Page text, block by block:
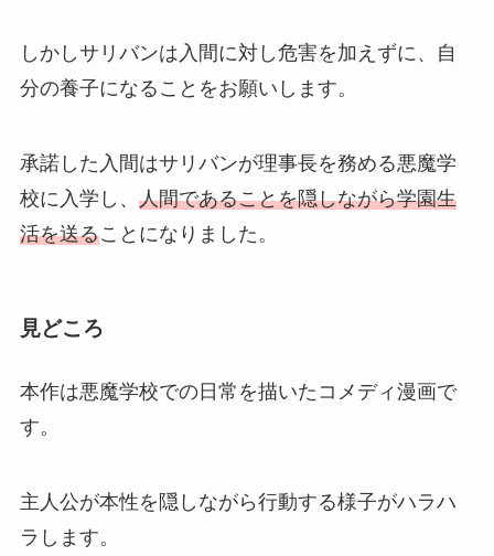
しかしサリバンは入間に対し危害を加えずに、自
分の養子になることをお願いします。
承諾した入間はサリバンが理事長を務める悪魔学
校に入学し、 人間であることを隠しながら学園生
活を送ることになりました。
見どころ
本作は悪魔学校での日常を描いたコメディ漫画で
す。
主人公が本性を隠しながら行動する様子がハラハ
ラします。